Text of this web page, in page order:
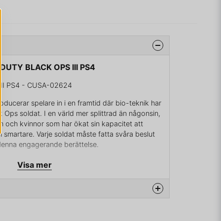
BLACK OPS III PS4
PS4 - CUSA-02624
spelare in i en framtid där bio-teknik har
soldat. I en värld mer splittrad än någonsin,
och kvinnor som har ökat sin kapacitet att
Varje soldat måste fatta svåra beslut
engagerande berättelse.
Visa mer
produkten...